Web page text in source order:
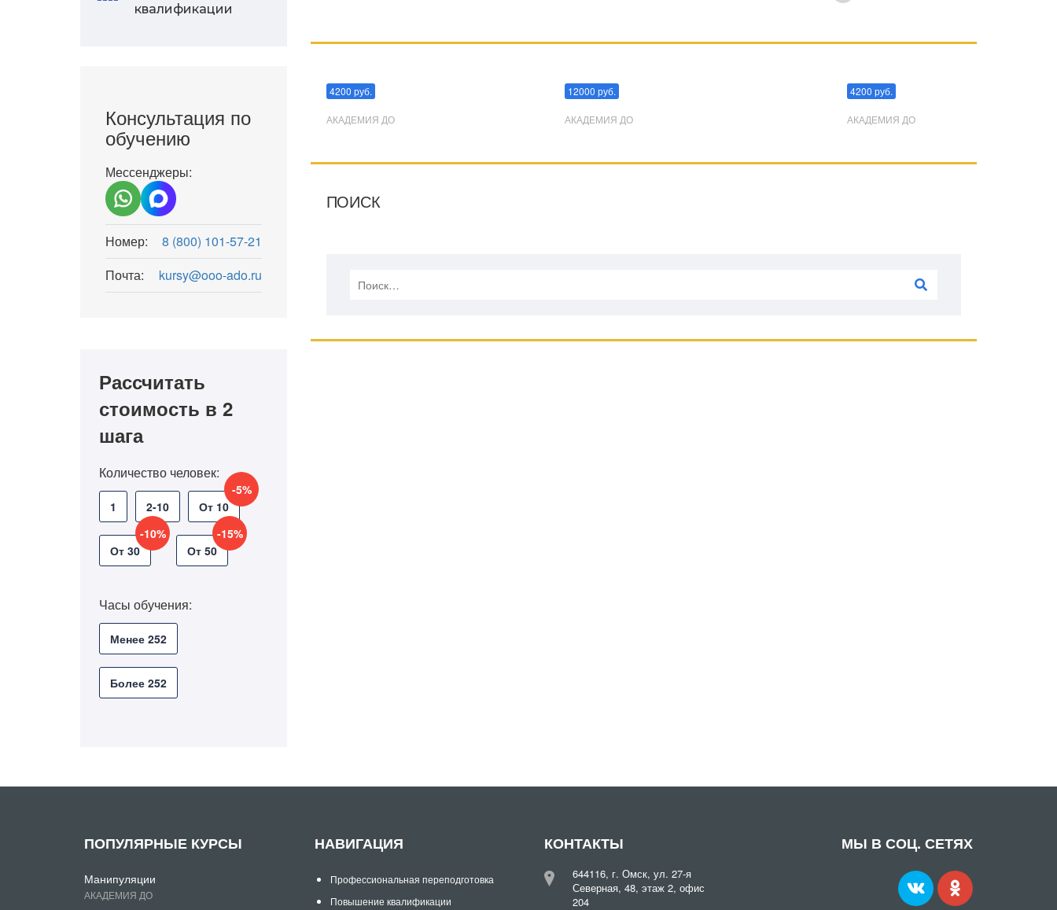
квалификации
Консультация по
обучению
Мессенджеры:
Номер:
8 (800) 101-57-21
Почта:
kursy@ooo-ado.ru
Рассчитать
стоимость в 2
шага
Количество человек:
1 2-10 От 10
-5%
От 30
-10%
От 50
-15%
Часы обучения:
Менее 252
Более 252
4200 руб.
АКАДЕМИЯ ДО
12000 руб.
АКАДЕМИЯ ДО
4200 руб.
АКАДЕМИЯ ДО
ПОИСК
ПОПУЛЯРНЫЕ КУРСЫ
Манипуляции
АКАДЕМИЯ ДО
НАВИГАЦИЯ
Профессиональная переподготовка
Повышение квалификации
КОНТАКТЫ
644116, г. Омск, ул. 27-я
Северная, 48, этаж 2, офис
204
МЫ В СОЦ. СЕТЯХ